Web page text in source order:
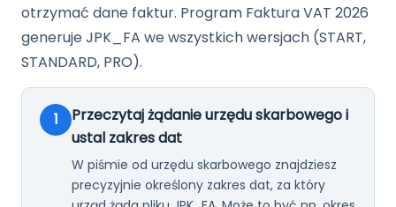
otrzymać dane faktur. Program Faktura VAT 2026
generuje JPK_FA we wszystkich wersjach (START,
STANDARD, PRO).
1
Przeczytaj żądanie urzędu skarbowego i
ustal zakres dat
W piśmie od urzędu skarbowego znajdziesz
precyzyjnie określony zakres dat, za który